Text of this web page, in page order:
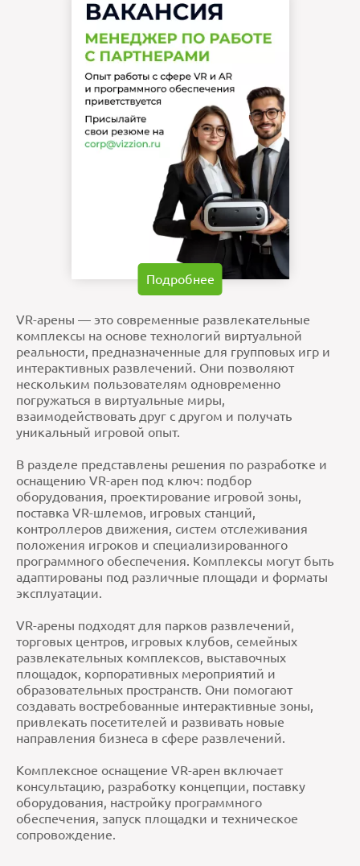
Подробнее
VR-арены — это современные развлекательные
комплексы на основе технологий виртуальной
реальности, предназначенные для групповых игр и
интерактивных развлечений. Они позволяют
нескольким пользователям одновременно
погружаться в виртуальные миры,
взаимодействовать друг с другом и получать
уникальный игровой опыт.
В разделе представлены решения по разработке и
оснащению VR-арен под ключ: подбор
оборудования, проектирование игровой зоны,
поставка VR-шлемов, игровых станций,
контроллеров движения, систем отслеживания
положения игроков и специализированного
программного обеспечения. Комплексы могут быть
адаптированы под различные площади и форматы
эксплуатации.
VR-арены подходят для парков развлечений,
торговых центров, игровых клубов, семейных
развлекательных комплексов, выставочных
площадок, корпоративных мероприятий и
образовательных пространств. Они помогают
создавать востребованные интерактивные зоны,
привлекать посетителей и развивать новые
направления бизнеса в сфере развлечений.
Комплексное оснащение VR-арен включает
консультацию, разработку концепции, поставку
оборудования, настройку программного
обеспечения, запуск площадки и техническое
сопровождение.